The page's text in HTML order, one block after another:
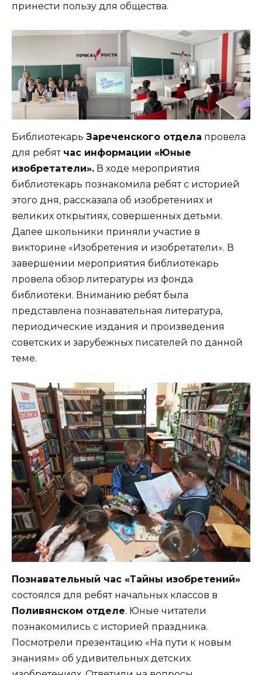
принести пользу для общества.
Библиотекарь Зареченского отдела провела
для ребят час информации «Юные
изобретатели». В ходе мероприятия
библиотекарь познакомила ребят с историей
этого дня, рассказала об изобретениях и
великих открытиях, совершенных детьми.
Далее школьники приняли участие в
викторине «Изобретения и изобретатели». В
завершении мероприятия библиотекарь
провела обзор литературы из фонда
библиотеки. Вниманию ребят была
представлена познавательная литература,
периодические издания и произведения
советских и зарубежных писателей по данной
теме.
Познавательный час «Тайны изобретений»
состоялся для ребят начальных классов в
Поливянском отделе. Юные читатели
познакомились с историей праздника.
Посмотрели презентацию «На пути к новым
знаниям» об удивительных детских